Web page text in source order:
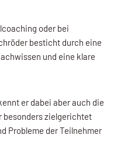
oder bei
besticht durch eine
und eine klare
er dabei aber auch die
besonders zielgerichtet
Probleme der Teilnehmer